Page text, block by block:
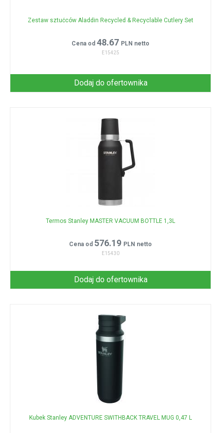
Zestaw sztućców Aladdin Recycled & Recyclable Cutlery Set
Cena od 48.67 PLN netto
E15425
Dodaj do ofertownika
Termos Stanley MASTER VACUUM BOTTLE 1,3L
Cena od 576.19 PLN netto
E15430
Dodaj do ofertownika
Kubek Stanley ADVENTURE SWITHBACK TRAVEL MUG 0,47 L